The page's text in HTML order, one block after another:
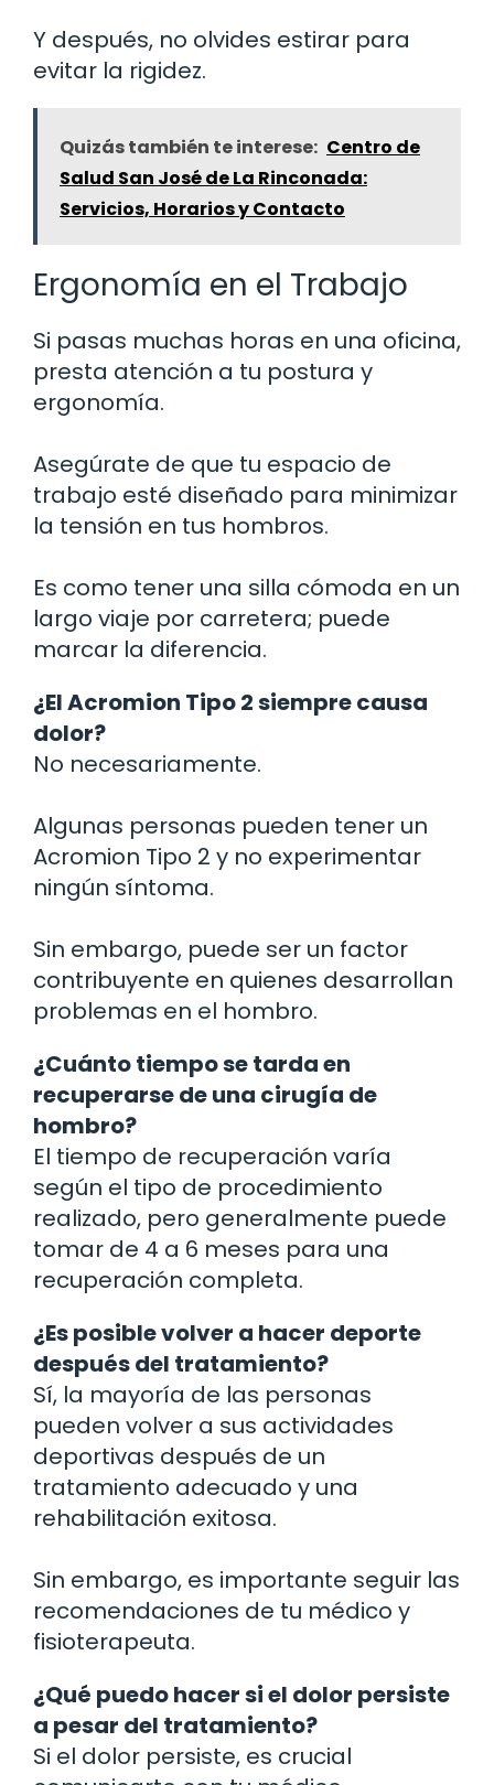
Y después, no olvides estirar para
evitar la rigidez.
Quizás también te interese: Centro de
Salud San José de La Rinconada:
Servicios, Horarios y Contacto
Ergonomía en el Trabajo
Si pasas muchas horas en una oficina,
presta atención a tu postura y
ergonomía.
Asegúrate de que tu espacio de
trabajo esté diseñado para minimizar
la tensión en tus hombros.
Es como tener una silla cómoda en un
largo viaje por carretera; puede
marcar la diferencia.
¿El Acromion Tipo 2 siempre causa
dolor?
No necesariamente.
Algunas personas pueden tener un
Acromion Tipo 2 y no experimentar
ningún síntoma.
Sin embargo, puede ser un factor
contribuyente en quienes desarrollan
problemas en el hombro.
¿Cuánto tiempo se tarda en
recuperarse de una cirugía de
hombro?
El tiempo de recuperación varía
según el tipo de procedimiento
realizado, pero generalmente puede
tomar de 4 a 6 meses para una
recuperación completa.
¿Es posible volver a hacer deporte
después del tratamiento?
Sí, la mayoría de las personas
pueden volver a sus actividades
deportivas después de un
tratamiento adecuado y una
rehabilitación exitosa.
Sin embargo, es importante seguir las
recomendaciones de tu médico y
fisioterapeuta.
¿Qué puedo hacer si el dolor persiste
a pesar del tratamiento?
Si el dolor persiste, es crucial